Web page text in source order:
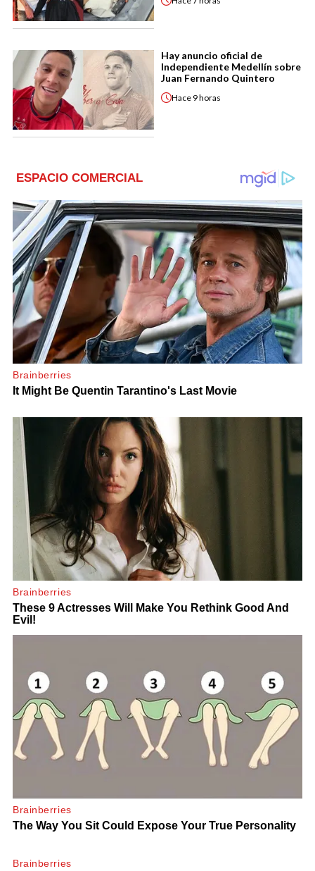
Hay anuncio oficial de
Independiente Medellín sobre
Juan Fernando Quintero
Hace 9 horas